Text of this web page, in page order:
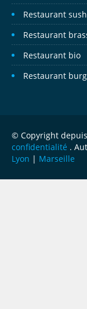
Restaurant
Restaurant
Restaurant bio
Restaurant
© Copyright
confidentialité .
Lyon | Marseille